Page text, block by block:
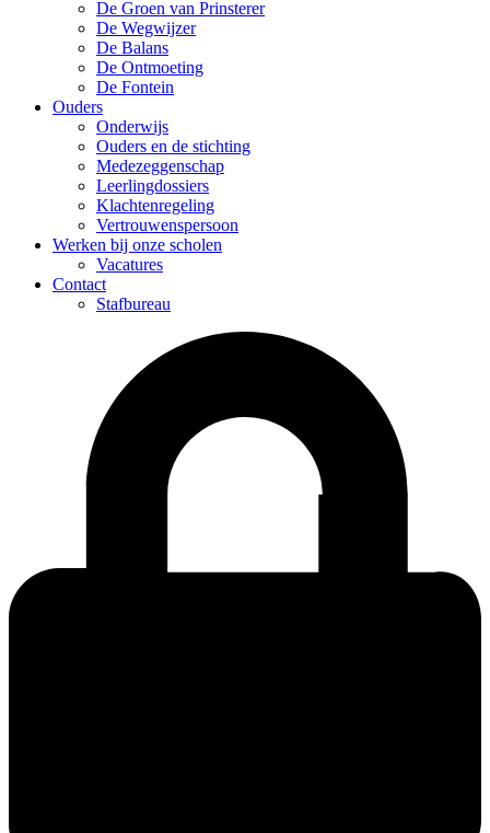
De Groen van Prinsterer
De Wegwijzer
De Balans
De Ontmoeting
De Fontein
Ouders
Onderwijs
Ouders en de stichting
Medezeggenschap
Leerlingdossiers
Klachtenregeling
Vertrouwenspersoon
Werken bij onze scholen
Vacatures
Contact
Stafbureau